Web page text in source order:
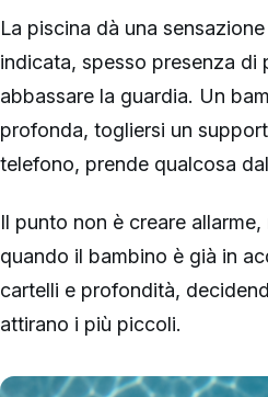
La piscina dà una
indicata, spesso presenza di
abbassare la guardia. Un
profonda, togliersi un
telefono, prende qualcosa
Il punto non è creare
quando il bambino è già in
cartelli e profondità,
attirano i più piccoli.